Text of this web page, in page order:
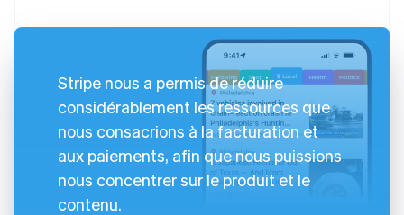
Stripe nous a permis de réduire
considérablement les ressources que
nous consacrions à la facturation et
aux paiements, afin que nous puissions
nous concentrer sur le produit et le
contenu.